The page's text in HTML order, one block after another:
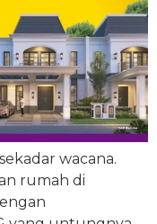
wacana.
rumah di